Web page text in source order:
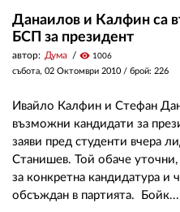
Данаилов и Калфин са
БСП за президент
автор: Дума visibility 1006
събота, 02 Октомври 2010 / брой: 226
Ивайло Калфин и Стефан
възможни кандидати за
заяви пред студенти вчера
Станишев. Той обаче уточни,
за конкретна кандидатура и
обсъждан в партията. Бойк...